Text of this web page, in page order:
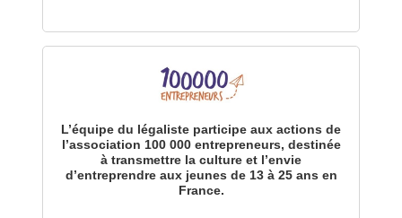
L’équipe du légaliste participe aux actions de
l’association 100 000 entrepreneurs, destinée
à transmettre la culture et l’envie
d’entreprendre aux jeunes de 13 à 25 ans en
France.